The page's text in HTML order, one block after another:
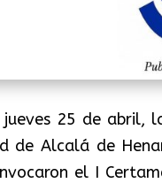
jueves 25 de abril,
de Alcalá de
el I